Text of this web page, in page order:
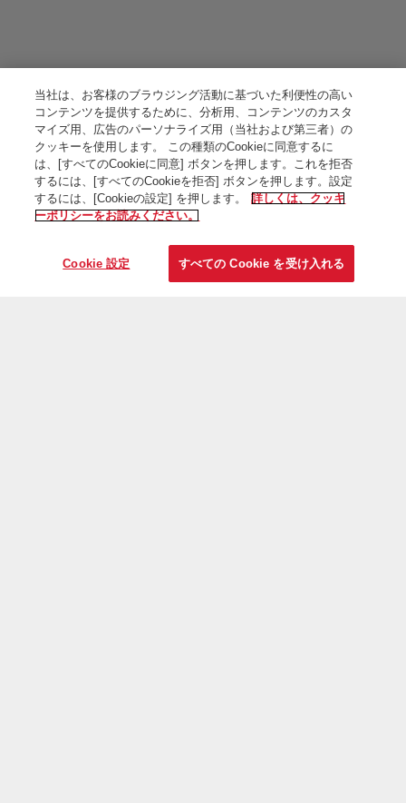
当社は、お客様のブラウジング活動に基づいた利便性の高い
コンテンツを提供するために、分析用、コンテンツのカスタ
マイズ用、広告のパーソナライズ用（当社および第三者）の
クッキーを使用します。 この種類のCookieに同意するに
は、[すべてのCookieに同意] ボタンを押します。これを拒否
するには、[すべてのCookieを拒否] ボタンを押します。設定
するには、[Cookieの設定] を押します。
詳しくは、クッキ
ーポリシーをお読みください。
Cookie 設定 すべての Cookie を受け入れる